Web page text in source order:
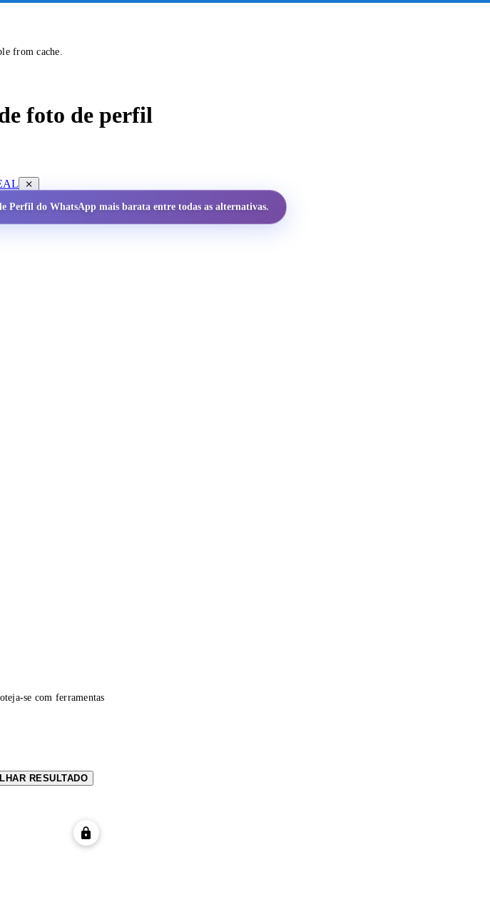
from cache.
foto de perfil
Perfil do WhatsApp mais barata entre todas as alternativas.
se com ferramentas
RESULTADO